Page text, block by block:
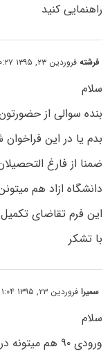
راهنمایی کنید
فرشتهفروردین ۲۳, ۱۳۹۵ at ۱۰:۲۷ ق٫ظ
سلام
بنده سوالی از
بدم یا در این
ضمنا از فارغ
دانشگاه ازاد هم
این فرم تقاضای
با تشکر
سمیرافروردین ۲۳, ۱۳۹۵ at ۱:۰۴ ق٫ظ
سلام
ورودی ۹۰ هم